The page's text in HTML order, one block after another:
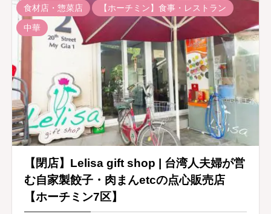
食材店・惣菜店
【ホーチミン】食事・レストラン
中華
【閉店】Lelisa gift shop | 台湾人夫婦が営
む自家製餃子・肉まんetcの点心販売店
【ホーチミン7区】